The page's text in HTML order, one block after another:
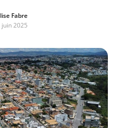
Fabre
juin 2025